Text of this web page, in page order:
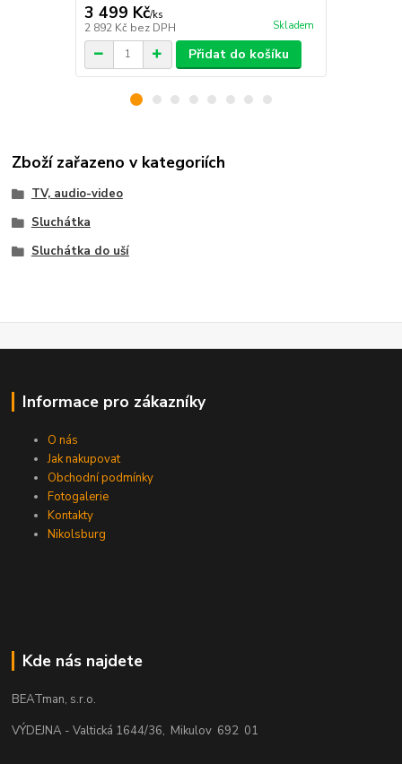
3 499 Kč/ks
2 892 Kč bez DPH Skladem
Přidat do košíku
Zboží zařazeno v kategoriích
TV, audio-video
Sluchátka
Sluchátka do uší
Informace pro zákazníky
O nás
Jak nakupovat
Obchodní podmínky
Fotogalerie
Kontakty
Nikolsburg
Kde nás najdete
BEATman, s.r.o.
VÝDEJNA - Valtická 1644/36, Mikulov 692 01